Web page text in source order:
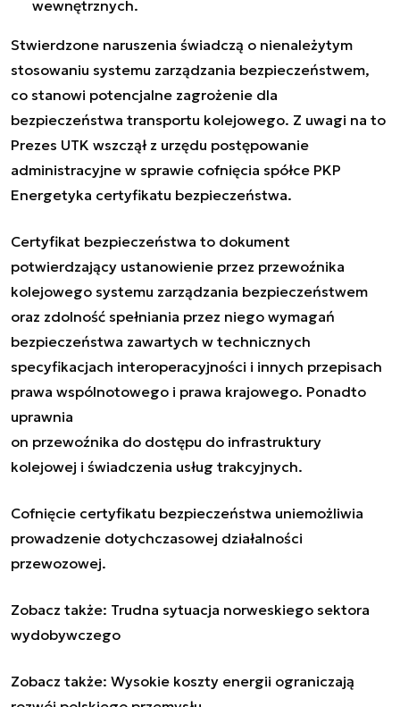
wewnętrznych.
Stwierdzone naruszenia świadczą o nienależytym
stosowaniu systemu zarządzania bezpieczeństwem,
co stanowi potencjalne zagrożenie dla
bezpieczeństwa transportu kolejowego. Z uwagi na to
Prezes UTK wszczął z urzędu postępowanie
administracyjne w sprawie cofnięcia spółce PKP
Energetyka certyfikatu bezpieczeństwa.
Certyfikat bezpieczeństwa to dokument
potwierdzający ustanowienie przez przewoźnika
kolejowego systemu zarządzania bezpieczeństwem
oraz zdolność spełniania przez niego wymagań
bezpieczeństwa zawartych w technicznych
specyfikacjach interoperacyjności i innych przepisach
prawa wspólnotowego i prawa krajowego. Ponadto
uprawnia
on przewoźnika do dostępu do infrastruktury
kolejowej i świadczenia usług trakcyjnych.
Cofnięcie certyfikatu bezpieczeństwa uniemożliwia
prowadzenie dotychczasowej działalności
przewozowej.
Zobacz także: Trudna sytuacja norweskiego sektora
wydobywczego
Zobacz także: Wysokie koszty energii ograniczają